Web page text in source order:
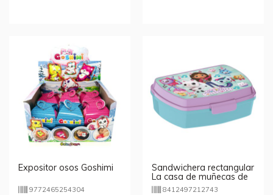
Expositor osos Goshimi
9772465254304
Sandwichera rectangular
La casa de muñecas de
Gabby
8412497212743